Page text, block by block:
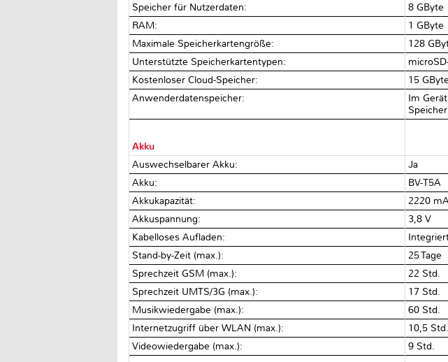
Speicher für Nutzerdaten:
8 GByte
RAM:
1 GByte
Maximale Speicherkartengröße:
128
Unterstützte Speicherkartentypen:
Kostenloser Cloud-Speicher:
15 GByte
Anwenderdatenspeicher:
Im
Akku
Auswechselbarer Akku:
Ja
Akku:
BV-T5A
Akkukapazität:
2220
Akkuspannung:
3,8 V
Kabelloses Aufladen:
Stand-by-Zeit (max.):
25 Tage
Sprechzeit GSM (max.):
22 Std.
Sprechzeit UMTS/3G (max.):
17 Std.
Musikwiedergabe (max.):
60 Std.
Internetzugriff über WLAN (max.):
10,5 Std.
Videowiedergabe (max.):
9 Std.